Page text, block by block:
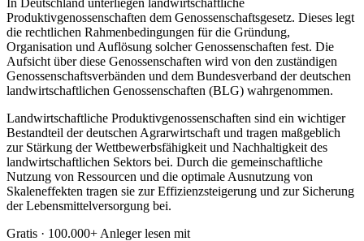
Produktivgenossenschaften dem Genossenschaftsgesetz. Dieses legt
die rechtlichen Rahmenbedingungen für die Gründung,
Organisation und Auflösung solcher Genossenschaften fest. Die
Aufsicht über diese Genossenschaften wird von den zuständigen
Genossenschaftsverbänden und dem Bundesverband der deutschen
landwirtschaftlichen Genossenschaften (BLG) wahrgenommen.
Landwirtschaftliche Produktivgenossenschaften sind ein wichtiger
Bestandteil der deutschen Agrarwirtschaft und tragen maßgeblich
zur Stärkung der Wettbewerbsfähigkeit und Nachhaltigkeit des
landwirtschaftlichen Sektors bei. Durch die gemeinschaftliche
Nutzung von Ressourcen und die optimale Ausnutzung von
Skaleneffekten tragen sie zur Effizienzsteigerung und zur Sicherung
der Lebensmittelversorgung bei.
Gratis · 100.000+ Anleger lesen mit